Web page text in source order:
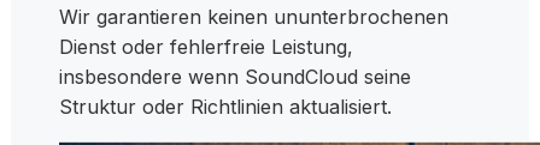
Wir garantieren keinen ununterbrochenen
Dienst oder fehlerfreie Leistung,
insbesondere wenn SoundCloud seine
Struktur oder Richtlinien aktualisiert.